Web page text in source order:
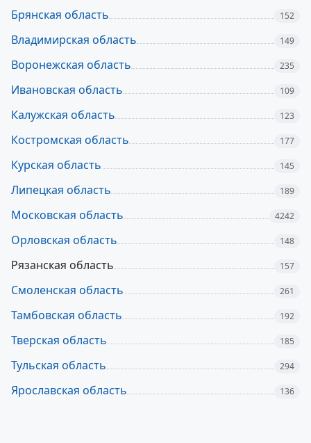
Брянская область 152
Владимирская область 149
Воронежская область 235
Ивановская область 109
Калужская область 123
Костромская область 177
Курская область 145
Липецкая область 189
Московская область 4242
Орловская область 148
Рязанская область 157
Смоленская область 261
Тамбовская область 192
Тверская область 185
Тульская область 294
Ярославская область 136